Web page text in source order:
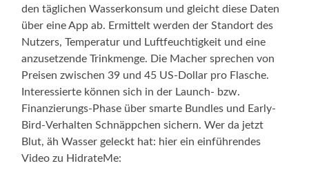
den täglichen Wasserkonsum und gleicht diese Daten
über eine App ab. Ermittelt werden der Standort des
Nutzers, Temperatur und Luftfeuchtigkeit und eine
anzusetzende Trinkmenge. Die Macher sprechen von
Preisen zwischen 39 und 45 US-Dollar pro Flasche.
Interessierte können sich in der Launch- bzw.
Finanzierungs-Phase über smarte Bundles und Early-
Bird-Verhalten Schnäppchen sichern. Wer da jetzt
Blut, äh Wasser geleckt hat: hier ein einführendes
Video zu HidrateMe: